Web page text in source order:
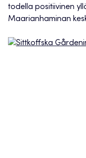
todella positiivinen
Maarianhaminan